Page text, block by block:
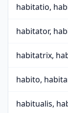
habitatio,
habitator,
habitatrix,
habito,
habitualis,